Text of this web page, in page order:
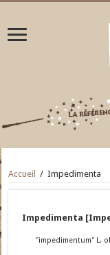
Accueil / Impedimenta
Impedimenta
"impedimentum" L.